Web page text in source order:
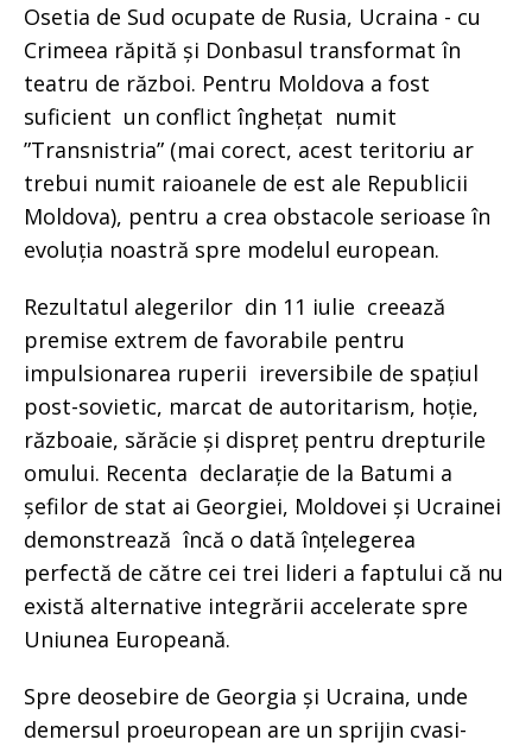
Osetia de Sud ocupate de Rusia, Ucraina - cu
Crimeea răpită și Donbasul transformat în
teatru de război. Pentru Moldova a fost
suficient un conflict înghețat numit
”Transnistria” (mai corect, acest teritoriu ar
trebui numit raioanele de est ale Republicii
Moldova), pentru a crea obstacole serioase în
evoluția noastră spre modelul european.
Rezultatul alegerilor din 11 iulie creează
premise extrem de favorabile pentru
impulsionarea ruperii ireversibile de spațiul
post-sovietic, marcat de autoritarism, hoție,
războaie, sărăcie și dispreț pentru drepturile
omului. Recenta declarație de la Batumi a
șefilor de stat ai Georgiei, Moldovei și Ucrainei
demonstrează încă o dată înțelegerea
perfectă de către cei trei lideri a faptului că nu
există alternative integrării accelerate spre
Uniunea Europeană.
Spre deosebire de Georgia și Ucraina, unde
demersul proeuropean are un sprijin cvasi-